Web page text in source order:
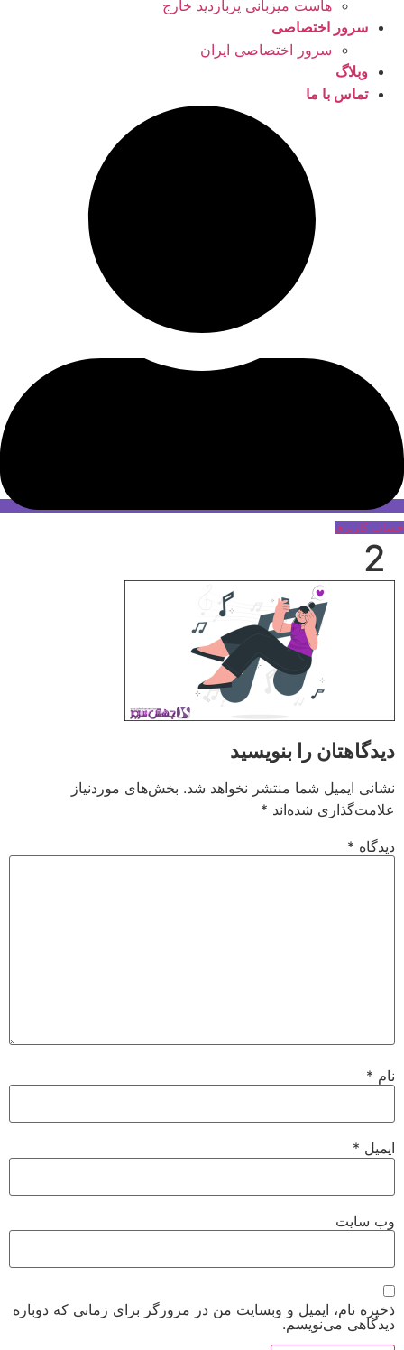
هاست میزبانی پربازدید خارج
سرور اختصاصی
سرور اختصاصی ایران
وبلاگ
تماس با ما
حساب کاربری
2
دیدگاهتان را بنویسید
نشانی ایمیل شما منتشر نخواهد شد. بخش‌های موردنیاز
علامت‌گذاری شده‌اند *
دیدگاه *
نام *
ایمیل *
وب‌ سایت
ذخیره نام، ایمیل و وبسایت من در مرورگر برای زمانی که دوباره
دیدگاهی می‌نویسم.